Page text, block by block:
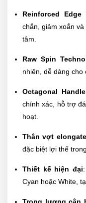
Reinforced Edge
chắn, giảm xoắn
tâm.
Raw Spin
nhiên, dễ dàng cho
Octagonal Handle
chính xác, hỗ trợ
hoạt.
Thân vợt
đặc biệt lợi thế
Thiết kế hiện đại
Cyan hoặc White,